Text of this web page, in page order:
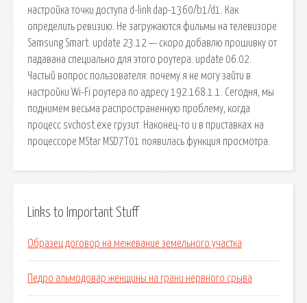
настройка точки доступа d-link dap-1360/b1/d1. Как
определить ревизию. Не загружаются фильмы на телевизоре
Samsung Smart. update 23.12 — скоро добавлю прошивку от
падавана специально для этого роутера. update 06.02.
Частый вопрос пользователя: почему я не могу зайти в
настройки Wi-Fi роутера по адресу 192.168.1.1. Сегодня, мы
поднимем весьма распространенную проблему, когда
процесс svchost.exe грузит. Наконец-то и в приставках на
процессоре MStar MSD7T01 появилась функция просмотра.
Links to Important Stuff
Образец договор на межевание земельного участка
Педро альмодовар женщины на грани нервного срыва